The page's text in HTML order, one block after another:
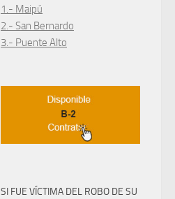
1.- Maipú
2.- San Bernardo
3.- Puente Alto
SI FUE VÍCTIMA DEL ROBO DE SU